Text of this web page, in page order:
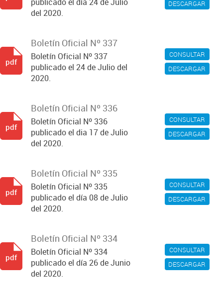
DESCARGAR
del 2020.
CONSULTAR
DESCARGAR
Boletín Oficial Nº 337
Boletín Oficial Nº 337
publicado el 24 de Julio del
2020.
pdf
CONSULTAR
DESCARGAR
Boletín Oficial Nº 336
Boletín Oficial Nº 336
publicado el dia 17 de Julio
del 2020.
pdf
CONSULTAR
DESCARGAR
Boletín Oficial Nº 335
Boletín Oficial Nº 335
publicado el día 08 de Julio
del 2020.
pdf
CONSULTAR
DESCARGAR
Boletín Oficial Nº 334
Boletín Oficial Nº 334
publicado el día 26 de Junio
del 2020.
pdf